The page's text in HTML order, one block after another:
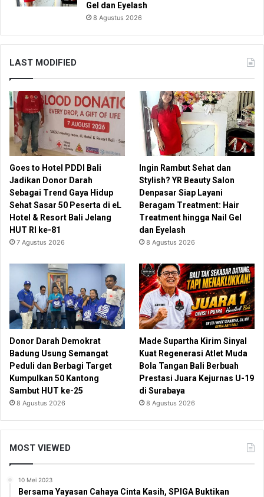
Gel dan Eyelash
8 Agustus 2026
LAST MODIFIED
Goes to Hotel PDDI Bali
Jadikan Donor Darah
Sebagai Trend Gaya Hidup
Sehat Sasar 50 Peserta di eL
Hotel & Resort Bali Jelang
HUT RI ke-81
7 Agustus 2026
Ingin Rambut Sehat dan
Stylish? YR Beauty Salon
Denpasar Siap Layani
Beragam Treatment: Hair
Treatment hingga Nail Gel
dan Eyelash
8 Agustus 2026
Donor Darah Demokrat
Badung Usung Semangat
Peduli dan Berbagi Target
Kumpulkan 50 Kantong
Sambut HUT ke-25
8 Agustus 2026
Made Supartha Kirim Sinyal
Kuat Regenerasi Atlet Muda
Bola Tangan Bali Berbuah
Prestasi Juara Kejurnas U-19
di Surabaya
8 Agustus 2026
MOST VIEWED
10 Mei 2023
Bersama Yayasan Cahaya Cinta Kasih, SPIGA Buktikan